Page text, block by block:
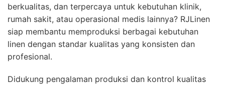
berkualitas, dan terpercaya untuk kebutuhan klinik,
rumah sakit, atau operasional medis lainnya? RJLinen
siap membantu memproduksi berbagai kebutuhan
linen dengan standar kualitas yang konsisten dan
profesional.
Didukung pengalaman produksi dan kontrol kualitas